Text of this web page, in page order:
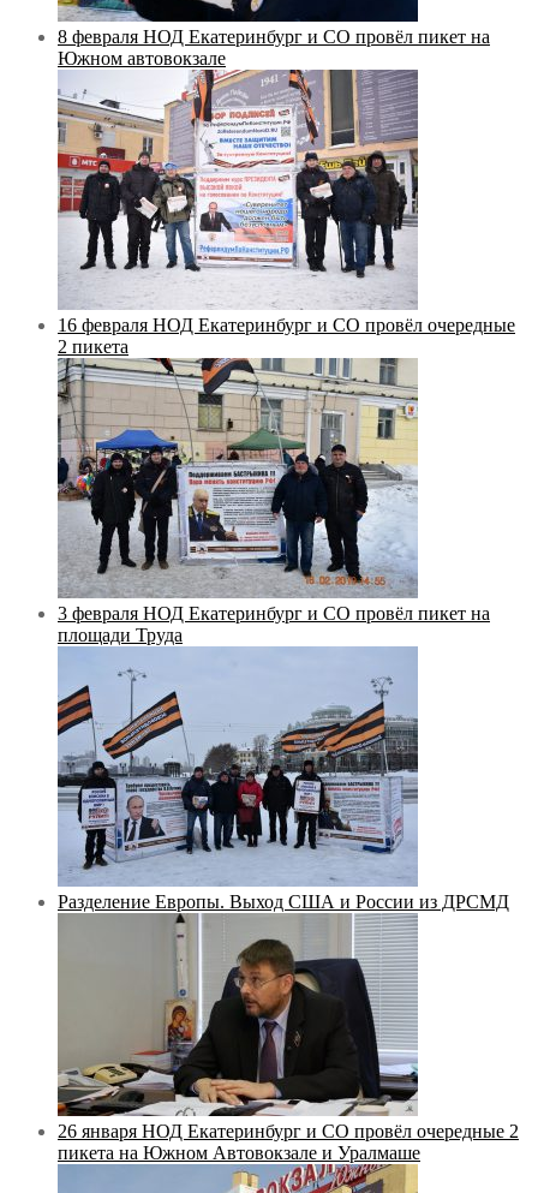
8 февраля НОД Екатеринбург и СО провёл пикет на
Южном автовокзале
16 февраля НОД Екатеринбург и СО провёл очередные
2 пикета
3 февраля НОД Екатеринбург и СО провёл пикет на
площади Труда
Разделение Европы. Выход США и России из ДРСМД
26 января НОД Екатеринбург и СО провёл очередные 2
пикета на Южном Автовокзале и Уралмаше